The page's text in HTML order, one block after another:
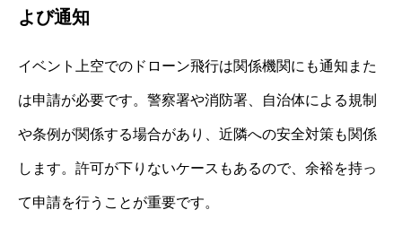
よび通知
イベント上空でのドローン飛行は関係機関にも通知また
は申請が必要です。警察署や消防署、自治体による規制
や条例が関係する場合があり、近隣への安全対策も関係
します。許可が下りないケースもあるので、余裕を持っ
て申請を行うことが重要です。